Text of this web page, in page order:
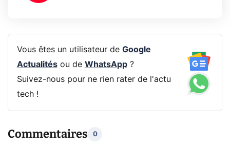
Vous êtes un utilisateur de Google
Actualitésou de WhatsApp?
Suivez-nous pour ne rien rater de l'actu
tech !
Commentaires 0